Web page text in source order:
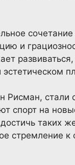
и
Рисман, стали
спорт на
таких
стремление к